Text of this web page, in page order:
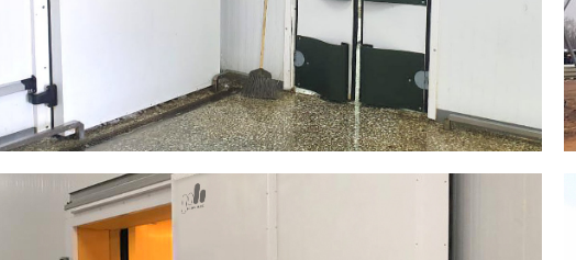
Стеновые сэндвич-панели с PIR Premier 1 050 м
Холодильные откатные двери
КАЗАХСТАН, ШАРДАРА
Холодильные камеры для рыбного